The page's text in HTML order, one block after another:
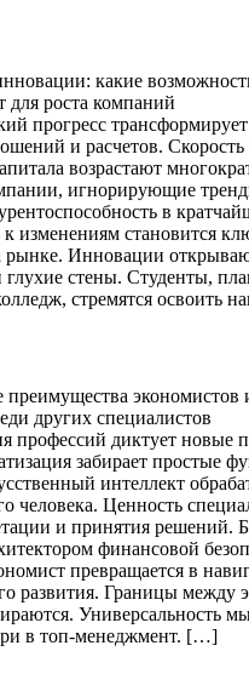
какие
для роста компаний
прогресс
и расчетов. Скорость
возрастают
игнорирующие
в
к изменениям становится
Инновации
глухие стены. Студенты,
стремятся освоить
экономистов
других специалистов
профессий диктует новые
забирает простые
интеллект
человека. Ценность
и принятия решений.
финансовой
превращается в
развития. Границы между
Универсальность
в топ-менеджмент. […]